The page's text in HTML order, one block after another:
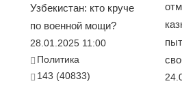
Узбекистан: кто круче
по военной мощи?
28.01.2025 11:00
Политика
143 (40833)